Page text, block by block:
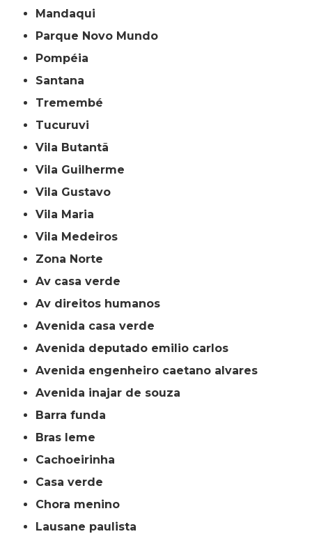
Mandaqui
Parque Novo Mundo
Pompéia
Santana
Tremembé
Tucuruvi
Vila Butantã
Vila Guilherme
Vila Gustavo
Vila Maria
Vila Medeiros
Zona Norte
av casa verde
av direitos humanos
avenida casa verde
avenida deputado emilio carlos
avenida engenheiro caetano alvares
avenida inajar de souza
barra funda
bras leme
cachoeirinha
casa verde
chora menino
lausane paulista